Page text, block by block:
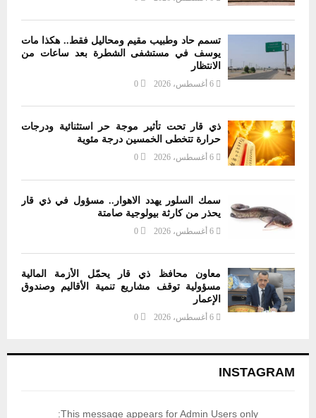
تسمم حاد وطبيب مقيم ومحاليل فقط.. هكذا مات
يوسف في مستشفى الشطرة بعد ساعات من
الانتظار
6 أغسطس، 2026 0
ذي قار تحت تأثير موجة حر استثنائية ودرجات
حرارة تتخطى الخمسين درجة مئوية
6 أغسطس، 2026 0
سمك السلور يهدد الاهوار.. مسؤول في ذي قار
يحذر من كارثة بيولوجية صامتة
6 أغسطس، 2026 0
معاون محافظ ذي قار يحمّل الأزمة المالية
مسؤولية توقف مشاريع تنمية الأقاليم وصندوق
الإعمار
6 أغسطس، 2026 0
INSTAGRAM
This message appears for Admin Users only: